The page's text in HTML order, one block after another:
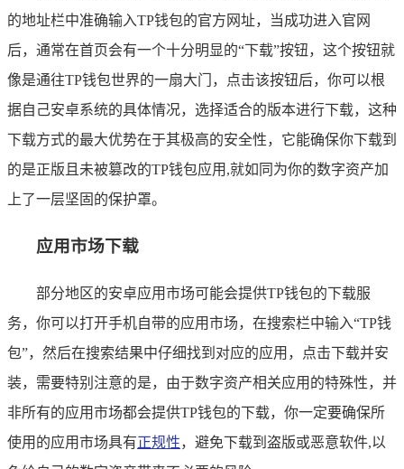
的地址栏中准确输入TP钱包的官方网址，当成功进入官网
后，通常在首页会有一个十分明显的“下载”按钮，这个按钮就
像是通往TP钱包世界的一扇大门，点击该按钮后，你可以根
据自己安卓系统的具体情况，选择适合的版本进行下载，这种
下载方式的最大优势在于其极高的安全性，它能确保你下载到
的是正版且未被篡改的TP钱包应用,就如同为你的数字资产加
上了一层坚固的保护罩。
应用市场下载
部分地区的安卓应用市场可能会提供TP钱包的下载服
务，你可以打开手机自带的应用市场，在搜索栏中输入“TP钱
包”，然后在搜索结果中仔细找到对应的应用，点击下载并安
装，需要特别注意的是，由于数字资产相关应用的特殊性，并
非所有的应用市场都会提供TP钱包的下载，你一定要确保所
使用的应用市场具有正规性，避免下载到盗版或恶意软件,以